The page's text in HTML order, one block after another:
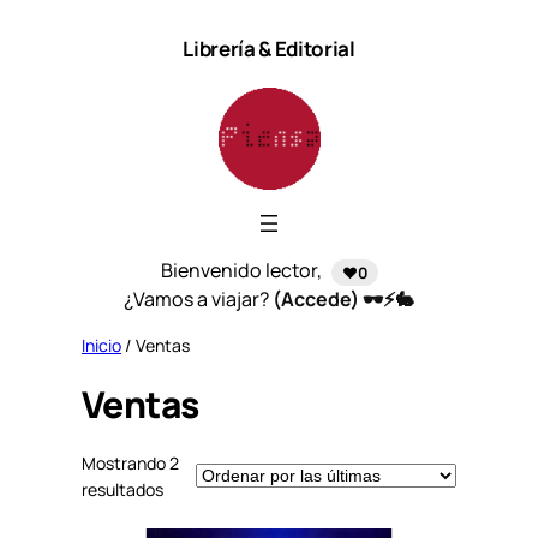
Librería & Editorial
Bienvenido lector, ❤️0
¿Vamos a viajar? (Accede) 🕶️⚡🐇
Inicio / Ventas
Ventas
Mostrando 2
resultadosS